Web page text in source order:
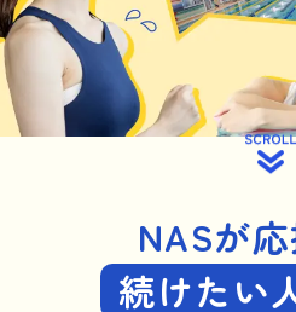
NASが
続けたい